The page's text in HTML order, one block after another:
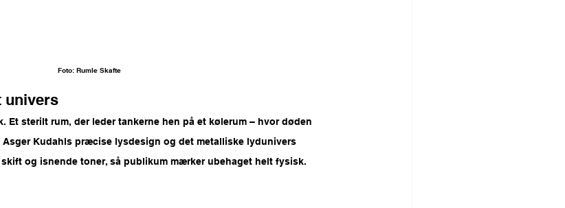
Foto: Rumle Skafte
univers
Et sterilt rum, der leder tankerne hen på et kølerum – hvor døden
Kudahls præcise lysdesign og det metalliske lydunivers
og isnende toner, så publikum mærker ubehaget helt fysisk.